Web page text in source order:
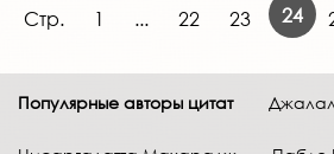
Стр. 1 ... 22 23 24
Популярные авторы цитат